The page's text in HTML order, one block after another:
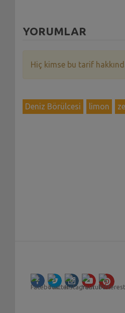
YORUMLAR
Hiç kimse bu tarif
Deniz Börülcesi limon